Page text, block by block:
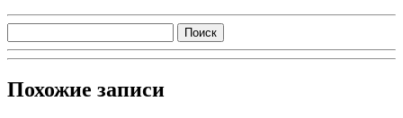
Похожие записи